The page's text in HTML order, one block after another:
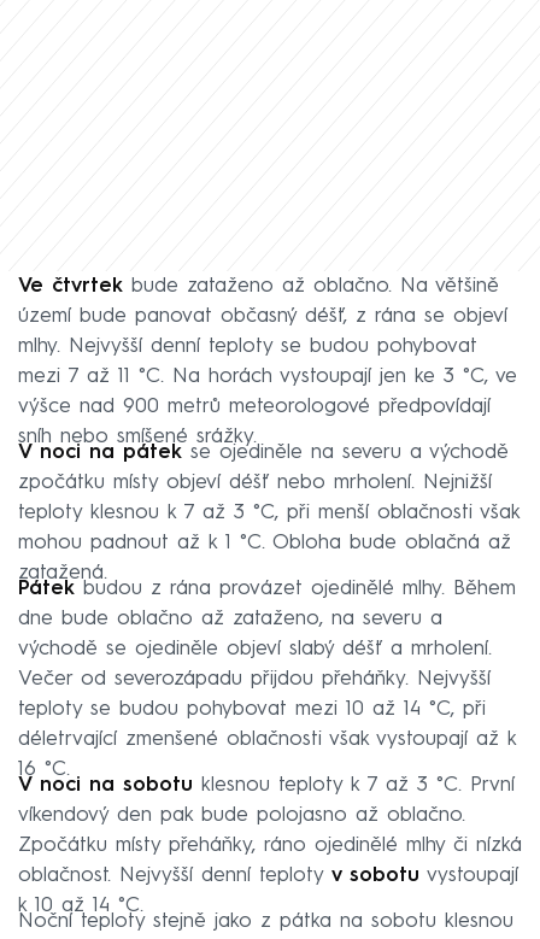
Ve čtvrtek bude zataženo až oblačno. Na většině
území bude panovat občasný déšť, z rána se objeví
mlhy. Nejvyšší denní teploty se budou pohybovat
mezi 7 až 11 °C. Na horách vystoupají jen ke 3 °C, ve
výšce nad 900 metrů meteorologové předpovídají
sníh nebo smíšené srážky.
V noci na pátek se ojediněle na severu a východě
zpočátku místy objeví déšť nebo mrholení. Nejnižší
teploty klesnou k 7 až 3 °C, při menší oblačnosti však
mohou padnout až k 1 °C. Obloha bude oblačná až
zatažená.
Pátek budou z rána provázet ojedinělé mlhy. Během
dne bude oblačno až zataženo, na severu a
východě se ojediněle objeví slabý déšť a mrholení.
Večer od severozápadu přijdou přeháňky. Nejvyšší
teploty se budou pohybovat mezi 10 až 14 °C, při
déletrvající zmenšené oblačnosti však vystoupají až k
16 °C.
V noci na sobotu klesnou teploty k 7 až 3 °C. První
víkendový den pak bude polojasno až oblačno.
Zpočátku místy přeháňky, ráno ojedinělé mlhy či nízká
oblačnost. Nejvyšší denní teploty v sobotu vystoupají
k 10 až 14 °C.
Noční teploty stejně jako z pátka na sobotu klesnou